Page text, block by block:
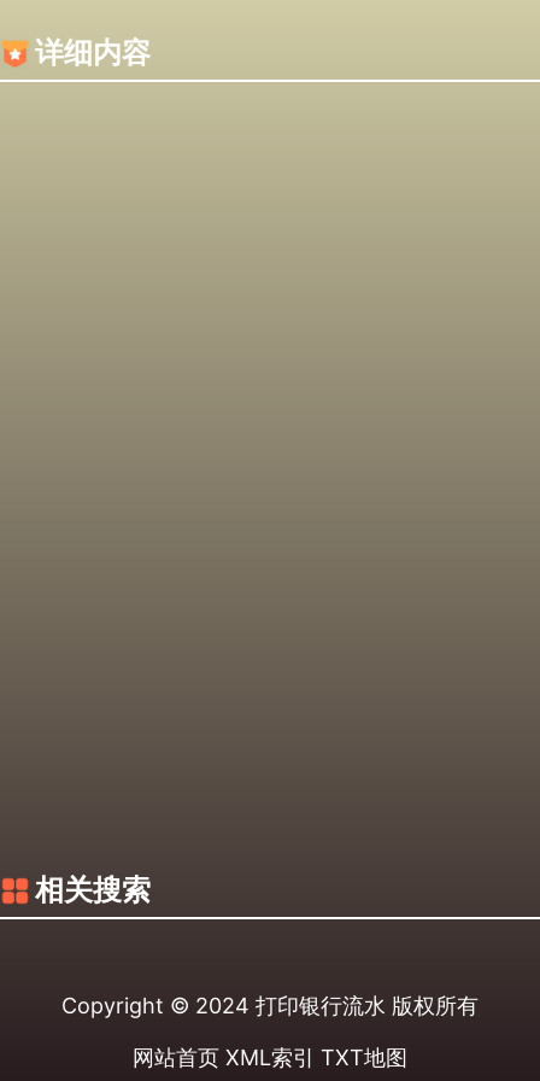
详细内容
相关搜索
Copyright © 2024 打印银行流水 版权所有
网站首页 XML索引 TXT地图